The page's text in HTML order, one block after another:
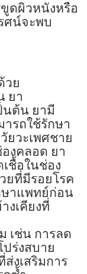
ดผิวหนังหรือ
ศน์จะพบ
วย
ยา
นต้น ยามี
รถใช้รักษา
วะเพศชาย
งคลอด ยา
ชื้อในช่อง
ยที่มีรอยโรค
ษาแพทย์ก่อน
งเคียงที่
เช่น การลด
ร่งสบาย
งเสริมการ